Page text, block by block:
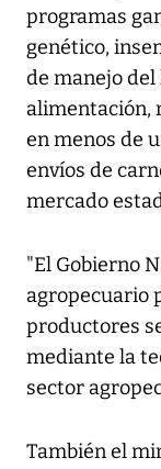
programas
genético,
de manejo
alimentación,
en menos de
envíos de
mercado
"El Gobierno
agropecuario
productores
mediante la
sector
También el